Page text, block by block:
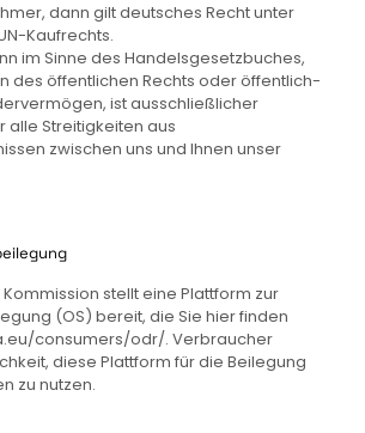
dann gilt deutsches Recht unter
Kaufrechts.
im Sinne des Handelsgesetzbuches,
des öffentlichen Rechts oder öffentlich-
ist ausschließlicher
alle Streitigkeiten aus
zwischen uns und Ihnen unser
stellt eine Plattform zur
(OS) bereit, die Sie hier finden
consumers/odr/. Verbraucher
diese Plattform für die Beilegung
zu nutzen.